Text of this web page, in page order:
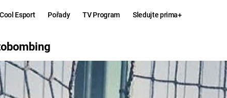
Cool Esport Pořady TV Program Sledujte prima+
Hry
MAFIA
Zábava